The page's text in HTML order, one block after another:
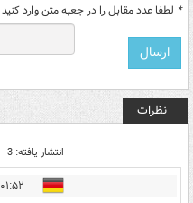
* لطفا عدد مقابل را در جعبه متن وارد کنید
نظرات
انتشار یافته: 3
۰۱:۵۲ - ۱۳۹۸/۱۲/۲۸